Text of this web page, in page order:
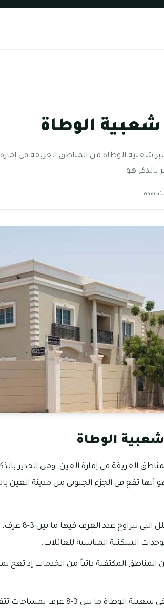
الوطاة
الوطاة من المناطق العريقة في إمارة
الوطاة
هو أنها تقع في الجزء الجنوبي من مدينة
توجد بها
السكنية المناسبة للعائلات.
المناطق المكتفية ذاتياً من الخدمات إذ